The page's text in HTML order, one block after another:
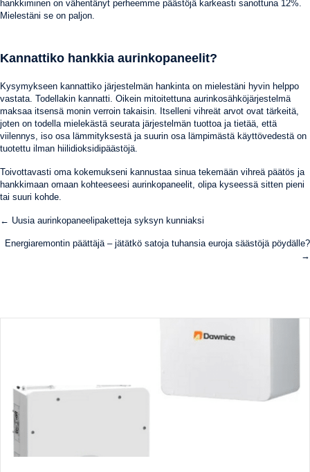
hankkiminen on vähentänyt perheemme päästöjä karkeasti sanottuna 12%.
Mielestäni se on paljon.
Kannattiko hankkia aurinkopaneelit?
Kysymykseen kannattiko järjestelmän hankinta on mielestäni hyvin helppo
vastata. Todellakin kannatti. Oikein mitoitettuna aurinkosähköjärjestelmä
maksaa itsensä monin verroin takaisin. Itselleni vihreät arvot ovat tärkeitä,
joten on todella mielekästä seurata järjestelmän tuottoa ja tietää, että
viilennys, iso osa lämmityksestä ja suurin osa lämpimästä käyttövedestä on
tuotettu ilman hiilidioksidipäästöjä.
Toivottavasti oma kokemukseni kannustaa sinua tekemään vihreä päätös ja
hankkimaan omaan kohteeseesi aurinkopaneelit, olipa kyseessä sitten pieni
tai suuri kohde.
Posts
navigation
← Uusia aurinkopaneelipaketteja syksyn kunniaksi
Energiaremontin päättäjä – jätätkö satoja tuhansia euroja säästöjä pöydälle?
→